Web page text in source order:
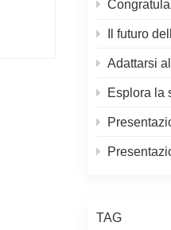
Congratulazioni
Il futuro dell'energia solare:
Adattarsi al mercato solare
Esplora la serie BIPV di
Presentazione del modulo fotovoltaico S-
Presentazione della serie S-lite di
TAG